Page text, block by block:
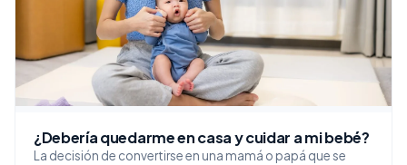
¿Debería quedarme en casa y cuidar a mi bebé?
La decisión de convertirse en una mamá o papá que se